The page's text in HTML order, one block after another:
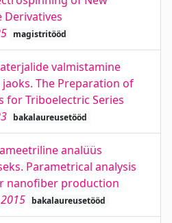
Derivatives
magistritööd
valmistamine
The Preparation of
for Triboelectric Series
bakalaureusetööd
analüüs
Parametrical analysis
nanofiber production
bakalaureusetööd